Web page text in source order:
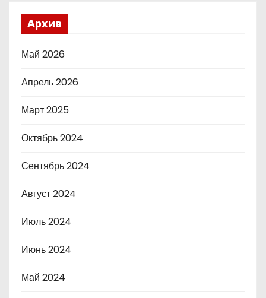
Архив
Май 2026
Апрель 2026
Март 2025
Октябрь 2024
Сентябрь 2024
Август 2024
Июль 2024
Июнь 2024
Май 2024